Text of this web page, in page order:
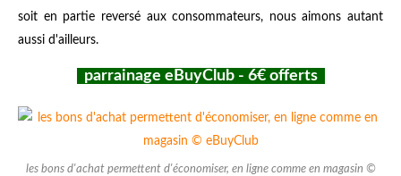
soit en partie reversé aux consommateurs, nous aimons autant
aussi d'ailleurs.
parrainage eBuyClub - 6€ offerts
les bons d'achat permettent d'économiser, en ligne comme en magasin ©